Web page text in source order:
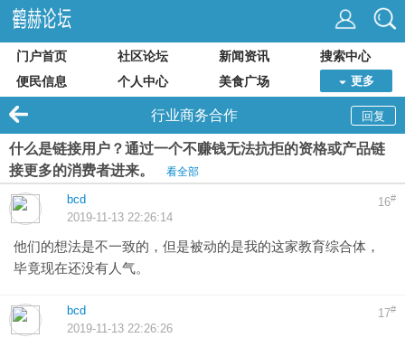
门户首页 社区论坛 新闻资讯
搜索中心
便民信息
个人中心 美食广场 更多
回复
行业商务合作
什么是链接用户？通过一个不赚钱无法抗拒的资格或产品链
接更多的消费者进来。
看全部
16#
bcd
2019-11-13 22:26:14
他们的想法是不一致的，但是被动的是我的这家教育综合体，
毕竟现在还没有人气。
17#
bcd
2019-11-13 22:26:26